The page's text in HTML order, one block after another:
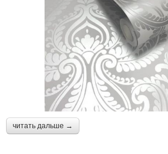
читать дальше →